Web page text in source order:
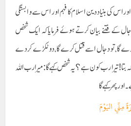
کی بنیاد دین اسلام کا فہم اور اس سے وابستگی
کے فتنے بیان کرتے ہوئے فرمایا کہ ایک شخص
کرے گا،تو دجال اسے قتل کرے گا، دو ٹکڑے کردے
کہ بتا! تیرا رب کون ہے؟ یہ شخص کہےگا: میرا رب اللہ
پھر کہے گا
مِنِّي اليَوْمَ